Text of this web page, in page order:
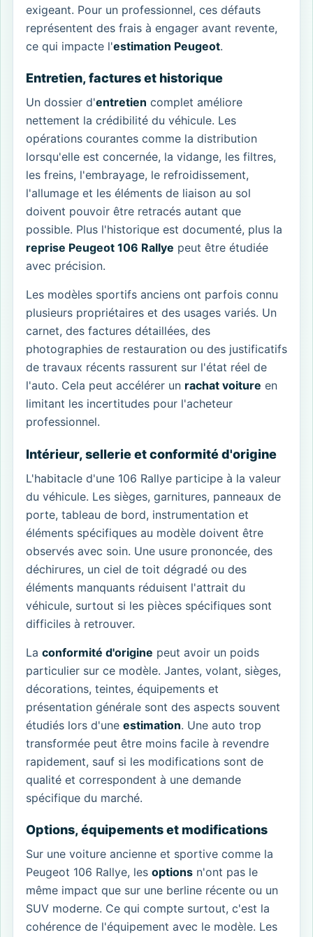
exigeant. Pour un professionnel, ces défauts
représentent des frais à engager avant revente,
ce qui impacte l'estimation Peugeot.
Entretien, factures et historique
Un dossier d'entretien complet améliore
nettement la crédibilité du véhicule. Les
opérations courantes comme la distribution
lorsqu'elle est concernée, la vidange, les filtres,
les freins, l'embrayage, le refroidissement,
l'allumage et les éléments de liaison au sol
doivent pouvoir être retracés autant que
possible. Plus l'historique est documenté, plus la
reprise Peugeot 106 Rallye peut être étudiée
avec précision.
Les modèles sportifs anciens ont parfois connu
plusieurs propriétaires et des usages variés. Un
carnet, des factures détaillées, des
photographies de restauration ou des justificatifs
de travaux récents rassurent sur l'état réel de
l'auto. Cela peut accélérer un rachat voiture en
limitant les incertitudes pour l'acheteur
professionnel.
Intérieur, sellerie et conformité d'origine
L'habitacle d'une 106 Rallye participe à la valeur
du véhicule. Les sièges, garnitures, panneaux de
porte, tableau de bord, instrumentation et
éléments spécifiques au modèle doivent être
observés avec soin. Une usure prononcée, des
déchirures, un ciel de toit dégradé ou des
éléments manquants réduisent l'attrait du
véhicule, surtout si les pièces spécifiques sont
difficiles à retrouver.
La conformité d'origine peut avoir un poids
particulier sur ce modèle. Jantes, volant, sièges,
décorations, teintes, équipements et
présentation générale sont des aspects souvent
étudiés lors d'une estimation. Une auto trop
transformée peut être moins facile à revendre
rapidement, sauf si les modifications sont de
qualité et correspondent à une demande
spécifique du marché.
Options, équipements et modifications
Sur une voiture ancienne et sportive comme la
Peugeot 106 Rallye, les options n'ont pas le
même impact que sur une berline récente ou un
SUV moderne. Ce qui compte surtout, c'est la
cohérence de l'équipement avec le modèle. Les